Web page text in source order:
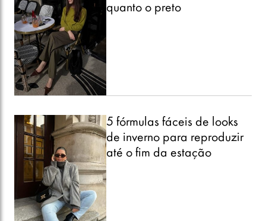
quanto o preto
5 fórmulas fáceis de looks
de inverno para reproduzir
até o fim da estação